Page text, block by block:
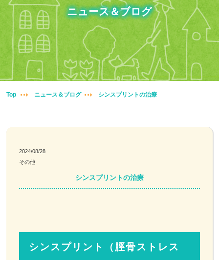
メニュー・料金表
産後骨盤矯正
妊婦整体
鍼・灸・小児鍼
冷え性改善
訪問鍼灸
ニュース＆ブログ
Top ニュース＆ブログ シンスプリントの治療
2024/08/28
その他
シンスプリントの治療
シンスプリント（脛骨ストレス